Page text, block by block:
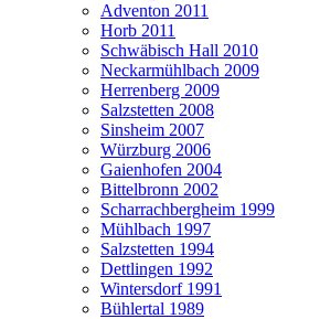
Adventon 2011
Horb 2011
Schwäbisch Hall 2010
Neckarmühlbach 2009
Herrenberg 2009
Salzstetten 2008
Sinsheim 2007
Würzburg 2006
Gaienhofen 2004
Bittelbronn 2002
Scharrachbergheim 1999
Mühlbach 1997
Salzstetten 1994
Dettlingen 1992
Wintersdorf 1991
Bühlertal 1989